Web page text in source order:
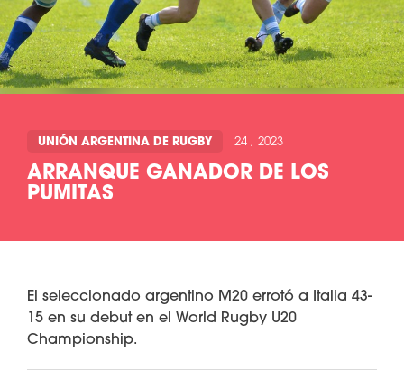
UNIÓN ARGENTINA DE RUGBY 24 , 2023
ARRANQUE GANADOR DE LOS
PUMITAS
El seleccionado argentino M20 errotó a Italia 43-
15 en su debut en el World Rugby U20
Championship.